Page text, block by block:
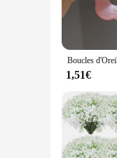
These
evening
attending
**Ideal
both
prices to
1,51€